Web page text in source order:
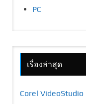
PC
เรื่องล่าสุด
Corel